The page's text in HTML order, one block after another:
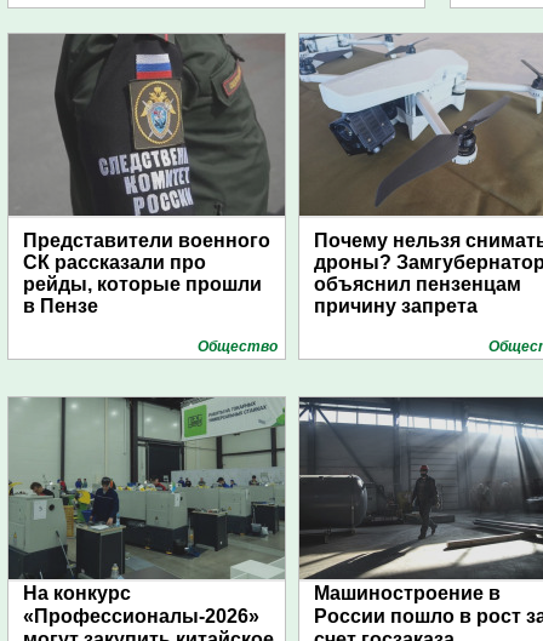
Представители военного
СК рассказали про
рейды, которые прошли
в Пензе
Общество
Почему нельзя
дроны?
объяснил пензенцам
причину запрета
На конкурс
«Профессионалы-2026»
Машиностроение в
России пошло в рост